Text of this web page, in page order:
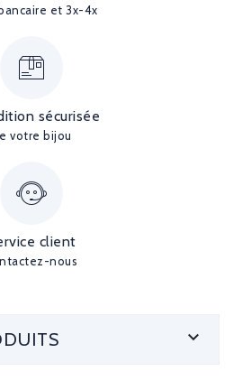
et 3x-4x
sécurisée
votre bijou
client
nous
